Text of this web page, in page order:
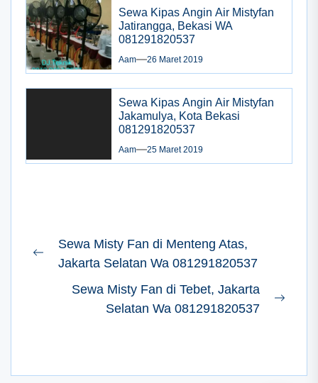
Sewa Kipas Angin Air Mistyfan
Jatirangga, Bekasi WA
081291820537
Aam 26 Maret 2019
Sewa Kipas Angin Air Mistyfan
Jakamulya, Kota Bekasi
081291820537
Aam 25 Maret 2019
Navigasi
pos
Previous
Sewa Misty Fan di Menteng Atas,
Jakarta Selatan Wa 081291820537
Sewa Misty Fan di Tebet, Jakarta
Selatan Wa 081291820537